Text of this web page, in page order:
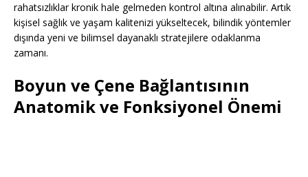
rahatsızlıklar kronik hale gelmeden kontrol altına alınabilir. Artık
kişisel sağlık ve yaşam kalitenizi yükseltecek, bilindik yöntemler
dışında yeni ve bilimsel dayanaklı stratejilere odaklanma
zamanı.
Boyun ve Çene Bağlantısının
Anatomik ve Fonksiyonel Önemi